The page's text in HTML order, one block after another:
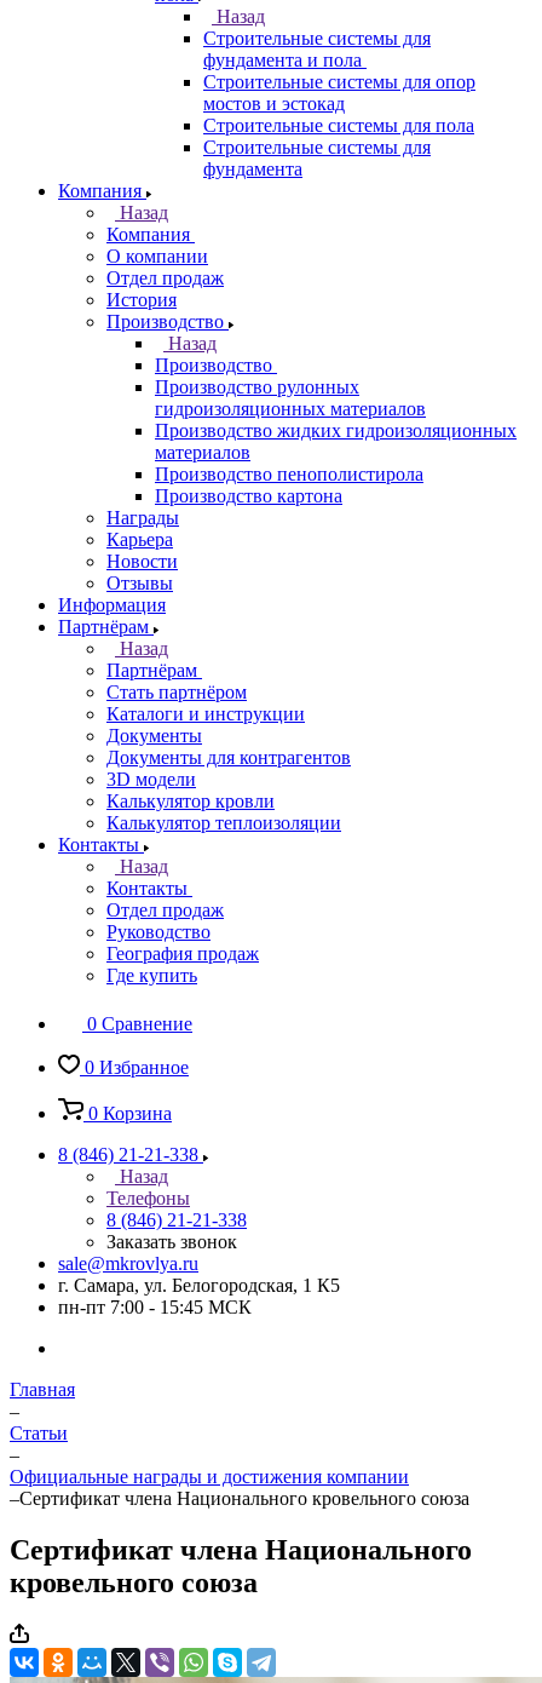
Назад
Строительные системы для
фундамента и пола
Строительные системы для опор
мостов и эстокад
Строительные системы для пола
Строительные системы для
фундамента
Компания
Назад
Компания
О компании
Отдел продаж
История
Производство
Назад
Производство
Производство рулонных
гидроизоляционных материалов
Производство жидких гидроизоляционных
материалов
Производство пенополистирола
Производство картона
Награды
Карьера
Новости
Отзывы
Информация
Партнёрам
Назад
Партнёрам
Стать партнёром
Каталоги и инструкции
Документы
Документы для контрагентов
3D модели
Калькулятор кровли
Калькулятор теплоизоляции
Контакты
Назад
Контакты
Отдел продаж
Руководство
География продаж
Где купить
0 Сравнение
0 Избранное
0 Корзина
8 (846) 21-21-338
Назад
Телефоны
8 (846) 21-21-338
Заказать звонок
sale@mkrovlya.ru
г. Самара, ул. Белогородская, 1 К5
пн-пт 7:00 - 15:45 МСК
Главная
–
Статьи
–
Официальные награды и достижения компании
–Сертификат члена Национального кровельного союза
Сертификат члена Национального
кровельного союза